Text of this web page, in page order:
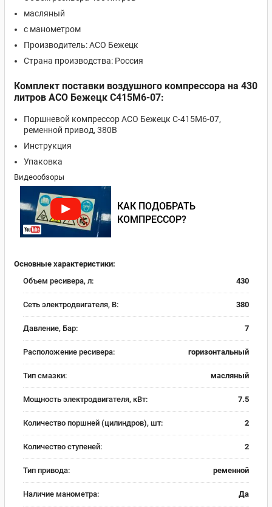
масляный
с манометром
Производитель: АСО Бежецк
Страна производства: Россия
Комплект поставки воздушного компрессора на 430
литров АСО Бежецк С415М6-07:
Поршневой компрессор АСО Бежецк С-415М6-07,
ременной привод, 380В
Инструкция
Упаковка
Видеообзоры
КАК ПОДОБРАТЬ
КОМПРЕССОР?
Основные характеристики:
Объем ресивера, л:
430
Сеть электродвигателя, В: 380
Давление, Бар: 7
Расположение ресивера: горизонтальный
Тип смазки: масляный
Мощность электродвигателя, кВт: 7.5
Количество поршней (цилиндров), шт: 2
Количество ступеней: 2
Тип привода: ременной
Наличие манометра: Да